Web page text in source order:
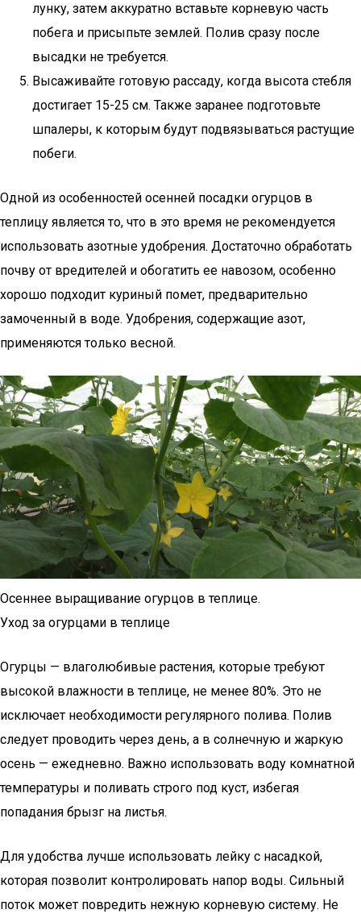
лунку, затем аккуратно вставьте корневую часть
побега и присыпьте землей. Полив сразу после
высадки не требуется.
Высаживайте готовую рассаду, когда высота стебля
достигает 15-25 см. Также заранее подготовьте
шпалеры, к которым будут подвязываться растущие
побеги.
Одной из особенностей осенней посадки огурцов в
теплицу является то, что в это время не рекомендуется
использовать азотные удобрения. Достаточно обработать
почву от вредителей и обогатить ее навозом, особенно
хорошо подходит куриный помет, предварительно
замоченный в воде. Удобрения, содержащие азот,
применяются только весной.
Осеннее выращивание огурцов в теплице.
Уход за огурцами в теплице
Огурцы — влаголюбивые растения, которые требуют
высокой влажности в теплице, не менее 80%. Это не
исключает необходимости регулярного полива. Полив
следует проводить через день, а в солнечную и жаркую
осень — ежедневно. Важно использовать воду комнатной
температуры и поливать строго под куст, избегая
попадания брызг на листья.
Для удобства лучше использовать лейку с насадкой,
которая позволит контролировать напор воды. Сильный
поток может повредить нежную корневую систему. Не